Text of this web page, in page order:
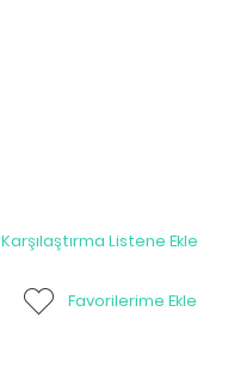
Karşılaştırma Listene Ekle
Favorilerime Ekle